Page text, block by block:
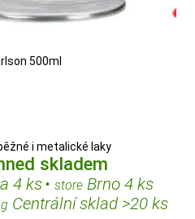
500ml
i metalické laky
skladem
4 ks• store Brno 4 ks
Centrální sklad >20 ks